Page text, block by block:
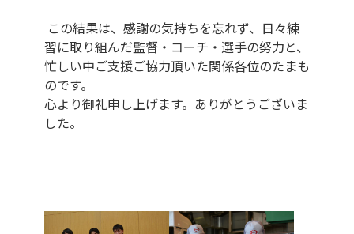
この結果は、感謝の気持ちを忘れず、日々練
習に取り組んだ監督・コーチ・選手の努力と、
忙しい中ご支援ご協力頂いた関係各位のたまも
のです。
心より御礼申し上げます。ありがとうございま
した。